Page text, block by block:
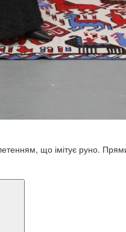
що імітує руно.